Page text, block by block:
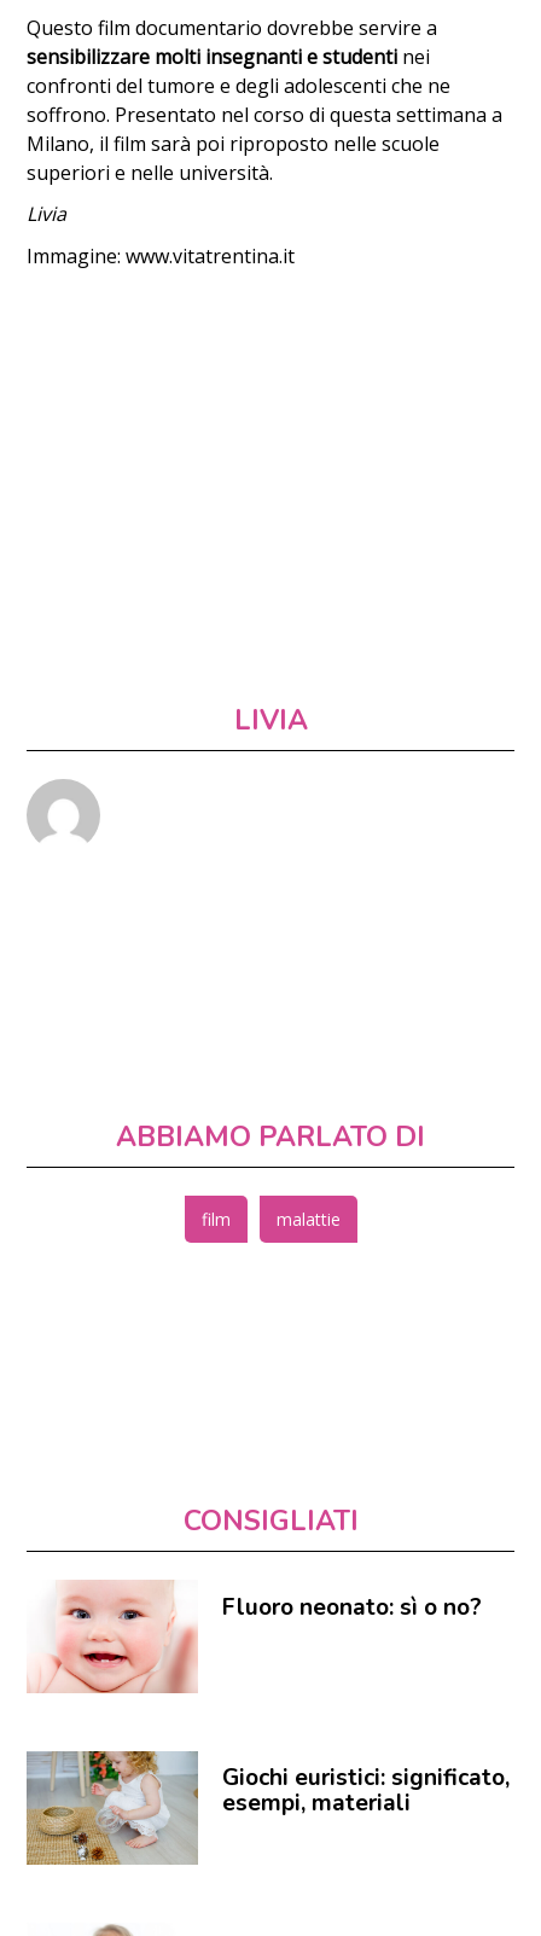
Questo film documentario dovrebbe servire a
sensibilizzare molti insegnanti e studenti nei
confronti del tumore e degli adolescenti che ne
soffrono. Presentato nel corso di questa settimana a
Milano, il film sarà poi riproposto nelle scuole
superiori e nelle università.
Livia
Immagine: www.vitatrentina.it
LIVIA
ABBIAMO PARLATO DI
film malattie
CONSIGLIATI
Fluoro neonato: sì o no?
Giochi euristici: significato,
esempi, materiali